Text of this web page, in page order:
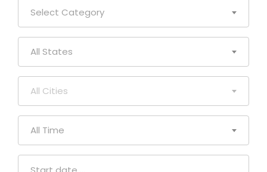
Select Category
All States
All Cities
All Time